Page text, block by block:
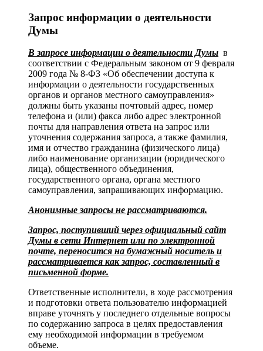
Запрос информации о деятельности
Думы
В запросе информации о деятельности Думы в
соответствии с Федеральным законом от 9 февраля
2009 года № 8-ФЗ «Об обеспечении доступа к
информации о деятельности государственных
органов и органов местного самоуправления»
должны быть указаны почтовый адрес, номер
телефона и (или) факса либо адрес электронной
почты для направления ответа на запрос или
уточнения содержания запроса, а также фамилия,
имя и отчество гражданина (физического лица)
либо наименование организации (юридического
лица), общественного объединения,
государственного органа, органа местного
самоуправления, запрашивающих информацию.
Анонимные запросы не рассматриваются.
Запрос, поступивший через официальный сайт
Думы в сети Интернет или по электронной
почте, переносится на бумажный носитель и
рассматривается как запрос, составленный в
письменной форме.
Ответственные исполнители, в ходе рассмотрения
и подготовки ответа пользователю информацией
вправе уточнять у последнего отдельные вопросы
по содержанию запроса в целях предоставления
ему необходимой информации в требуемом
объеме.